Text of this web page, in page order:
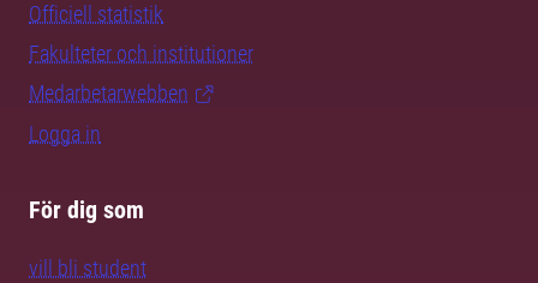
Officiell statistik
Fakulteter och institutioner
Medarbetarwebben
Logga in
För dig som
vill bli student